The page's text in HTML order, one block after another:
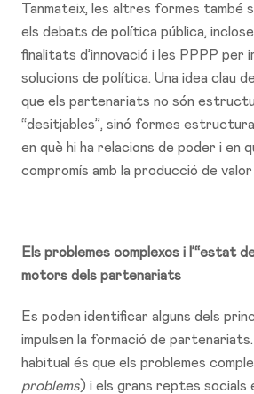
Tanmateix, les altres formes també
els debats de política pública,
finalitats d’innovació i les PPPP per
solucions de política. Una idea clau
que els partenariats no són
“desitjables”, sinó formes
en què hi ha relacions de poder i en
compromís amb la producció de valor
Els problemes complexos i l’“estat
motors dels partenariats
Es poden identificar alguns dels
impulsen la formació de partenariats.
habitual és que els problemes
problems) i els grans reptes socials